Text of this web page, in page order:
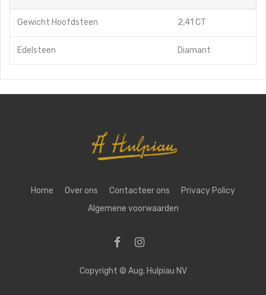
Gewicht Hoofdsteen 2,41 CT
Edelsteen Diamant
Home Over ons Contacteer ons
Privacy Policy
Algemene voorwaarden
Copyright © Aug. Hulpiau NV